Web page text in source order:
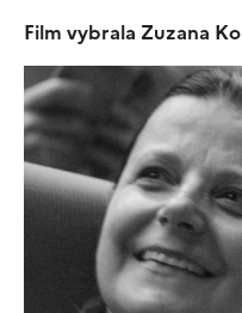
Film vybrala Zuzana